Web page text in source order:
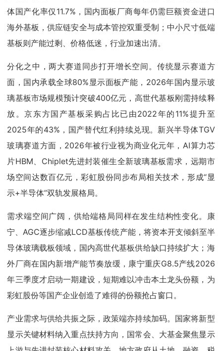
体国产化率仅11.7%，国内面板厂商每年仍需巨额资金进口
海外基板，供应链安全与成本管控双重受制；中小尺寸低端
基板则产能过剩、价格低迷，行业加速出清。
分化之中，两大赛道同步打开增长空间。传统显示赛道方
面，国内承载全球80%显示面板产能，2026年国内显示玻
璃基板市场规模预计突破400亿元，高世代基板刚需持续释
放。京东方国产基板采购占比已由2022年的11%提升至
2025年的43%，国产替代红利持续兑现。新兴半导体TGV
玻璃赛道方面，2026年被行业视为商业化元年，AI算力芯
片HBM、Chiplet先进封装催生全新玻璃基板需求，远期市
场空间达数百亿元，彩虹股份同步布局相关技术，形成“显
示+半导体”双轨发展格局。
需求端空间广阔，供给端格局同样在发生结构性变化。康
宁、AGC逐步缩减LCD基板传统产能，将资本开支倾斜至半
导体玻璃载板领域，国内高世代基板供给缺口持续扩大；海
外厂商在国内新增产能节奏放缓，康宁重庆G8.5产线2026
年三季度才启动一期建设，短期难以冲击本土龙头份额，为
彩虹股份等国产企业创造了难得的份额抢占窗口。
产业需求与供给共振之际，政策端亦持续加码。国家将新型
显示关键材料纳入重点扶持方向，国常会、大基金聚焦显示